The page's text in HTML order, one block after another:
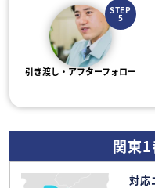
STEP
5
引き渡し・アフターフォロー
関東
対応